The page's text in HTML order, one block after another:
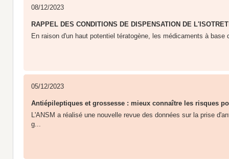
08/12/2023
RAPPEL DES CONDITIONS DE DISPENSATION DE
En raison d'un haut potentiel tératogène, les médicaments à base
05/12/2023
Antiépileptiques et grossesse : mieux connaître les risques
L'ANSM a réalisé une nouvelle revue des données sur la prise
g...